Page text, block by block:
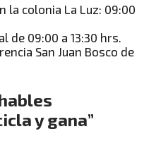
la colonia La Luz: 09:00
de 09:00 a 13:30 hrs.
San Juan Bosco de
y gana”